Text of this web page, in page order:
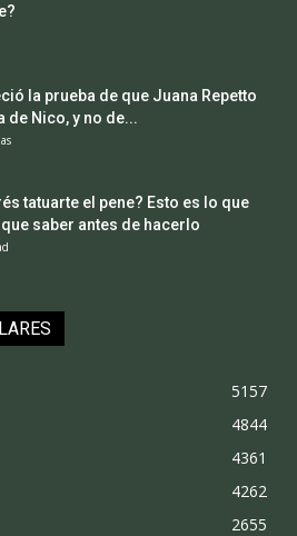
la prueba de que Juana Repetto
de Nico, y no de...
tatuarte el pene? Esto es lo que
saber antes de hacerlo
5157
4844
4361
4262
2655